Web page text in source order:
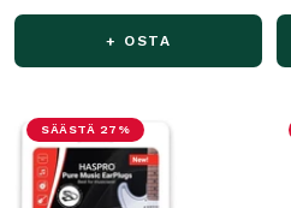
+ OSTA
SÄÄSTÄ 27%